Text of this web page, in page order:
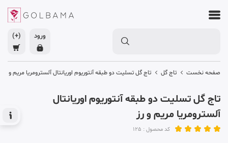
ورود (+)
صفحه نخست تاج گل تاج گل تسلیت دو طبقه آنتوریوم اوریانتال آلسترومریا مریم و رز
تاج گل تسلیت دو طبقه آنتوریوم اوریانتال
آلسترومریا مریم و رز
کد محصول : 125